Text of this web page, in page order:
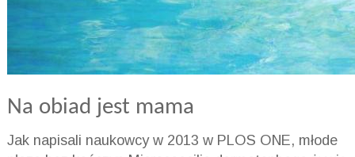
Na obiad jest mama
Jak napisali naukowcy w 2013 w PLOS ONE, młode